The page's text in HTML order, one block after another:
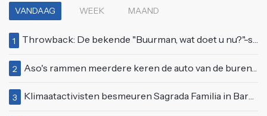
VANDAAG WEEK MAAND
1 Throwback: De bekende "Buurman, wat doet u nu?"-scène uit Flodder met Tatjana Šimić
2 Aso's rammen meerdere keren de auto van de buren, maar doen alsof er niets gebeurd is
3 Klimaatactivisten besmeuren Sagrada Familia in Barcelona met lading verf